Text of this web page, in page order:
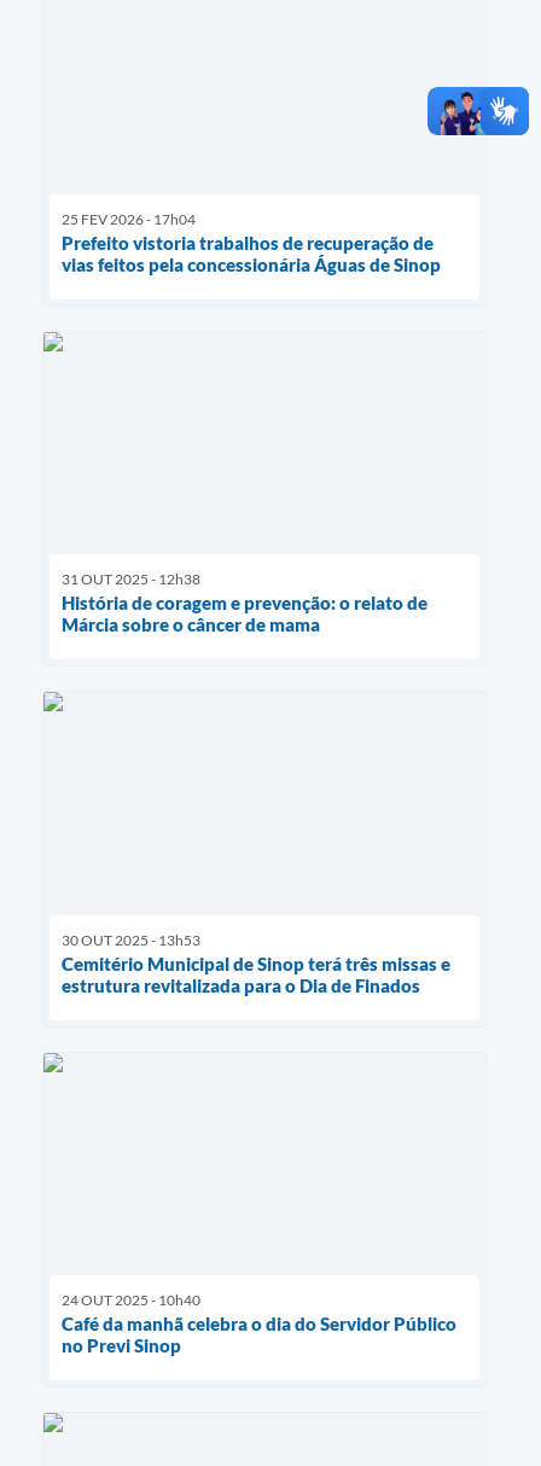
25 FEV 2026 - 17h04
Prefeito vistoria trabalhos de recuperação de
vias feitos pela concessionária Águas de Sinop
31 OUT 2025 - 12h38
História de coragem e prevenção: o relato de
Márcia sobre o câncer de mama
30 OUT 2025 - 13h53
Cemitério Municipal de Sinop terá três missas e
estrutura revitalizada para o Dia de Finados
24 OUT 2025 - 10h40
Café da manhã celebra o dia do Servidor Público
no Previ Sinop